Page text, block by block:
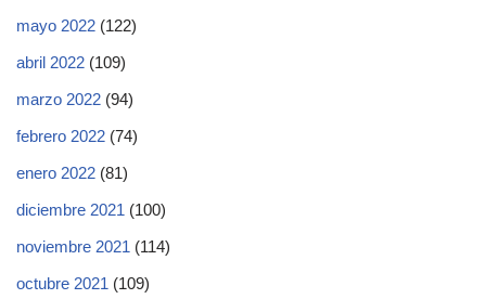
mayo 2022 (122)
abril 2022 (109)
marzo 2022 (94)
febrero 2022 (74)
enero 2022 (81)
diciembre 2021 (100)
noviembre 2021 (114)
octubre 2021 (109)